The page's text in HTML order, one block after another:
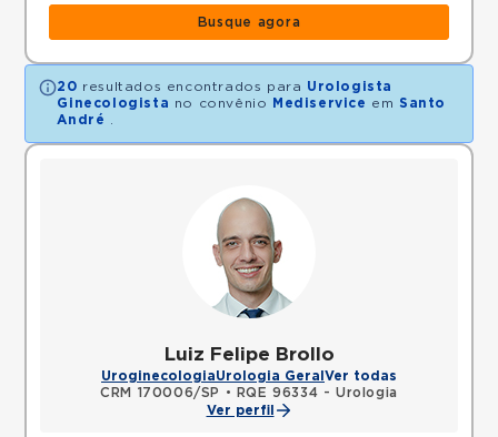
Busque agora
20 resultados encontrados para Urologista
Ginecologista no convênio Mediservice em Santo
André
Luiz Felipe Brollo
UroginecologiaUrologia Geral Ver todas
CRM 170006/SP
•
RQE 96334 - Urologia
Ver perfil